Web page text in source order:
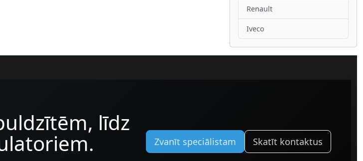
Renault
Iveco
līdz
Zvanīt speciālistam Skatīt kontaktus